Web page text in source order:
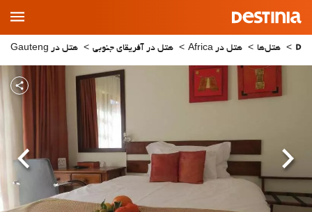
Main
Menu
هتل‌ها هتل در Africa هتل در آفریقای جنوبی هتل در Gauteng
قبلی بعدی